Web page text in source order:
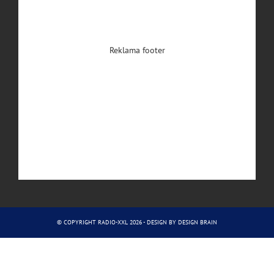
Reklama footer
© COPYRIGHT RADIO-XXL 2026 - DESIGN BY DESIGN BRAIN